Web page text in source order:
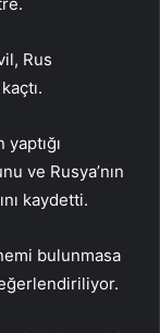
Rus
ve Rusya’nın
kaydetti.
bulunmasa